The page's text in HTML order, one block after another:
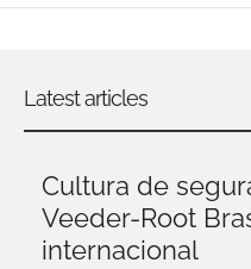
Latest articles
Cultura de
Veeder-Root
internacional